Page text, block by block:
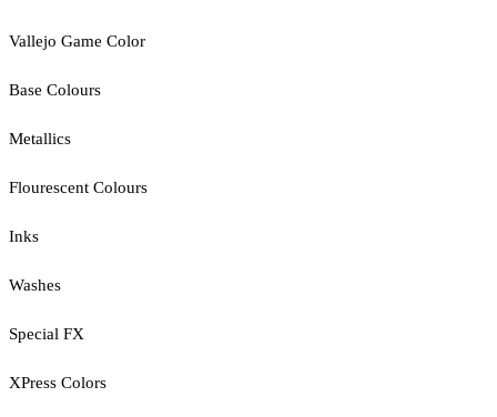
Vallejo Game Color
Base Colours
Metallics
Flourescent Colours
Inks
Washes
Special FX
XPress Colors